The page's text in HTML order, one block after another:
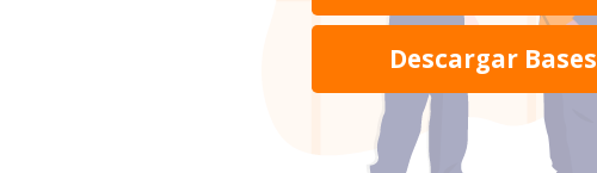
Descargar Bases